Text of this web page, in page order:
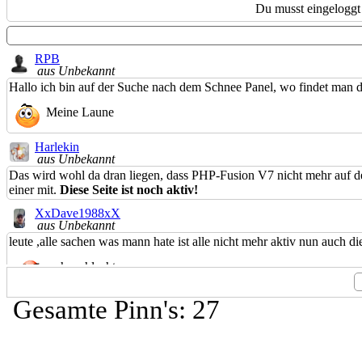
Du musst
RPB
aus Unbekannt
Hallo ich bin auf der Suche nach dem Schnee Panel, wo findet man
Meine Laune
Harlekin
aus Unbekannt
Das wird wohl da dran liegen, dass PHP-Fusion V7 nicht mehr auf
einer mit. Diese Seite ist noch aktiv!
XxDave1988xX
aus Unbekannt
leute ,alle sachen was mann hate ist alle nicht mehr aktiv nun auch
sehr schlecht
Rolly8-HL
aus Unbekannt
Gesamte Pinn's: 27